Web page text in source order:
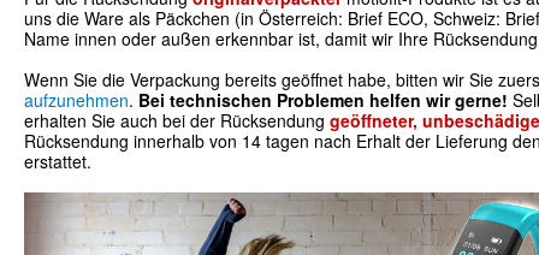
uns die Ware als Päckchen (in Österreich: Brief ECO, Schweiz:
Name innen oder außen erkennbar ist, damit wir Ihre
Wenn Sie die Verpackung bereits geöffnet habe, bitten wir Sie
aufzunehmen. Bei technischen Problemen helfen wir gerne!
erhalten Sie auch bei der Rücksendung geöffneter,
Rücksendung innerhalb von 14 tagen nach Erhalt der Lieferung
erstattet.